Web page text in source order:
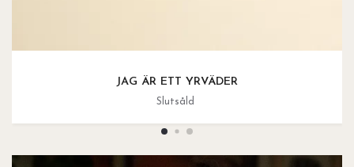
JAG ÄR ETT YRVÄDER
Slutsåld